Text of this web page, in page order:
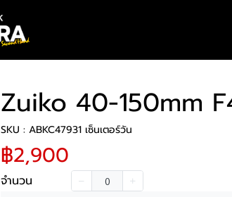
Zuiko 40-150mm
SKU : ABKC47931 เซ็นเตอร์วัน
฿2,900
จำนวน